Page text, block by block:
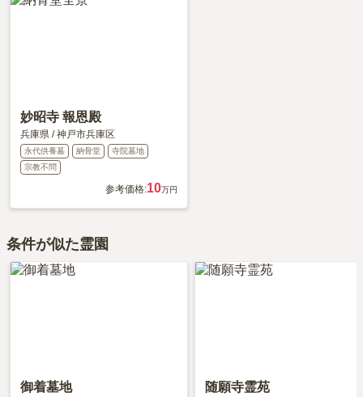
妙昭寺 報恩殿
兵庫県 /神戸市兵庫区
永代供養墓 納骨堂
寺院墓地
宗教不問
参考価格:10万円
条件が似た霊園
御着墓地 随願寺霊苑